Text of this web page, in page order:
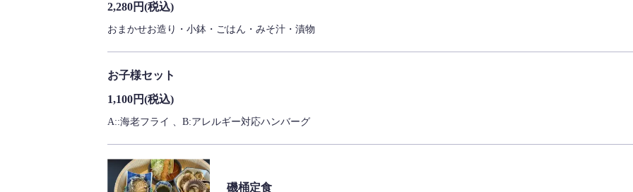
2,280円(税込)
おまかせお造り・小鉢・ごはん・みそ汁・漬物
お子様セット
1,100円(税込)
A::海老フライ 、B:アレルギー対応ハンバーグ
磯桶定食